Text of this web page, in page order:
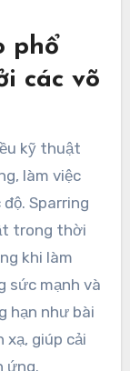
phổ
các võ
kỹ thuật
làm việc
Sparring
trong thời
khi làm
sức mạnh và
hạn như bài
xạ, giúp cải
ứng.